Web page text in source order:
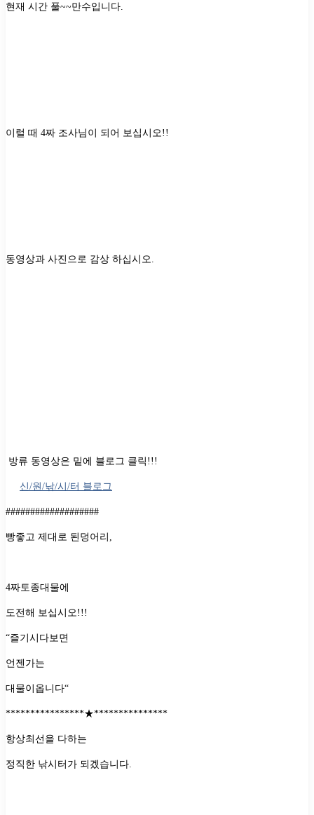
현재 시간 풀~~만수입니다
이럴 때 4짜 조사님이 되어 보십시오 !!
동영상과 사진으로 감상 하십시오
방류 동영상은 밑에 블로그 클릭!!!
신/원/낚/시/터 블로그
###################
빵좋고 제대로 된덩어리
4짜토종대물에
도전해 보십시오 !!!
“즐기시다보면
언젠가는
대물이옵니다“
****************★***************
항상최선을 다하는
정직한 낚시터가 되겠습니다